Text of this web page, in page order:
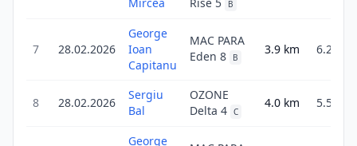
B
7 28.02.2026
George
Ioan
Capitanu
MAC PARA
Eden 8
B
3.9 km 6.2
8 28.02.2026
Sergiu
Bal
OZONE
Delta 4 C
4.0 km 5.5
George